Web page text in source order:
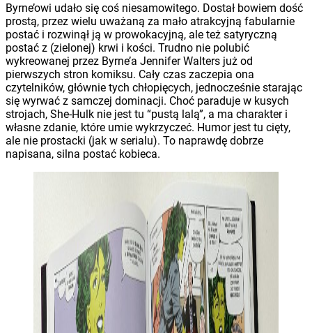
Byrne’owi udało się coś niesamowitego. Dostał bowiem dość
prostą, przez wielu uważaną za mało atrakcyjną fabularnie
postać i rozwinął ją w prowokacyjną, ale też satyryczną
postać z (zielonej) krwi i kości. Trudno nie polubić
wykreowanej przez Byrne’a Jennifer Walters już od
pierwszych stron komiksu. Cały czas zaczepia ona
czytelników, głównie tych chłopięcych, jednocześnie starając
się wyrwać z samczej dominacji. Choć paraduje w kusych
strojach, She-Hulk nie jest tu “pustą lalą”, a ma charakter i
własne zdanie, które umie wykrzyczeć. Humor jest tu cięty,
ale nie prostacki (jak w serialu). To naprawdę dobrze
napisana, silna postać kobieca.